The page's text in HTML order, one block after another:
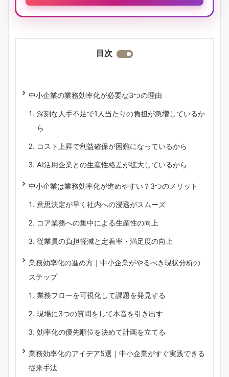
目次
中小企業の業務効率化が必要な3つの理由
深刻な人手不足で1人当たりの負担が急増しているか
ら
コスト上昇で利益確保が困難になっているから
AI活用企業との生産性格差が拡大しているから
中小企業は業務効率化が進めやすい？3つのメリット
意思決定が早く社内への浸透がスムーズ
コア業務への集中による生産性の向上
従業員の負担軽減と定着率・満足度の向上
業務効率化の進め方｜中小企業がやるべき現状分析の
ステップ
業務フローを可視化して課題を発見する
現場に3つの質問をして本音を引き出す
効率化の優先順位を決めて計画を立てる
業務効率化のアイデア5選｜中小企業がすぐ実践できる
従来手法